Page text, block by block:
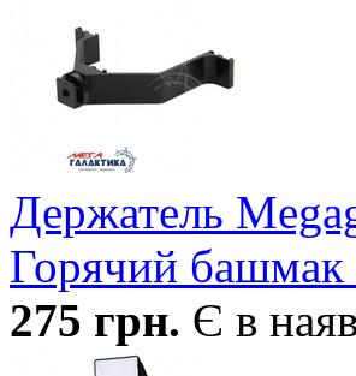
Держатель
Горячий башмак
275 грн. Є в